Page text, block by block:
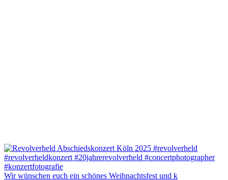
Wir wünschen euch ein schönes Weihnachtsfest und k